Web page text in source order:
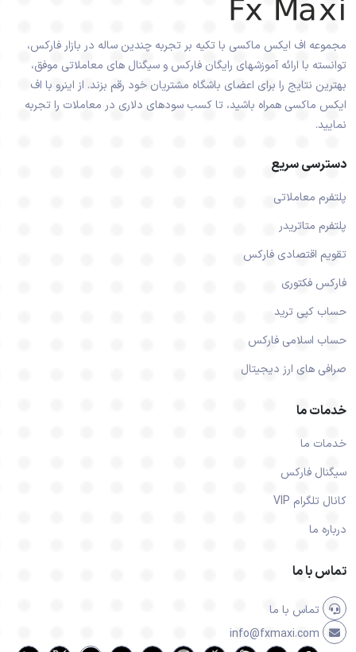
مجموعه اف ایکس ماکسی با تکیه بر تجربه چندین ساله در بازار فارکس،
توانسته با ارائه آموزشهای رایگان فارکس و سیگنال های معاملاتی موفق،
بهترین نتایج را برای اعضای باشگاه مشتریان خود رقم بزند. از اینرو با اف
ایکس ماکسی همراه باشید، تا کسب سودهای دلاری در معاملات را تجربه
نمایید.
دسترسی سریع
پلتفرم معاملاتی
پلتفرم متاتریدر
تقویم اقتصادی فارکس
فارکس فکتوری
حساب کپی ترید
حساب اسلامی فارکس
صرافی های ارز دیجیتال
خدمات ما
خدمات ما
سیگنال فارکس
کانال تلگرام VIP
درباره ما
تماس با ما
تماس با ما